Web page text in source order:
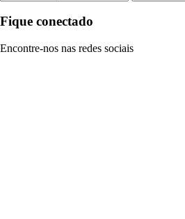
Fique conectado
Encontre-nos nas redes sociais